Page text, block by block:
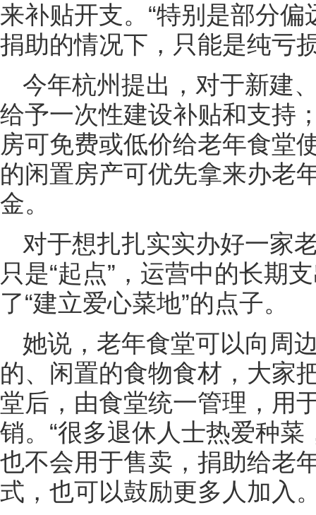
来补贴开支。“特别是部分
捐助的情况下，只能是纯亏
今年杭州提出，对于新建
给予一次性建设补贴和支持
房可免费或低价给老年食堂
的闲置房产可优先拿来办老
金。
对于想扎扎实实办好一家
只是“起点”，运营中的长期
了“建立爱心菜地”的点子。
她说，老年食堂可以向周
的、闲置的食物食材，大家
堂后，由食堂统一管理，用
销。“很多退休人士热爱种
也不会用于售卖，捐助给老
式，也可以鼓励更多人加入